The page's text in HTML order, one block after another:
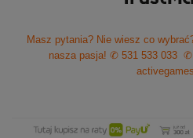
Masz pytania? Nie wiesz co
nasza pasja! ✆ 531 533 033 ✆